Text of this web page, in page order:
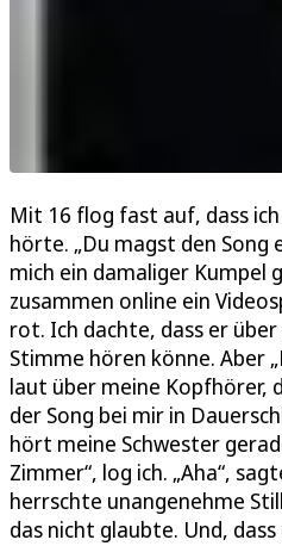
Mit 16 flog fast auf, dass
hörte. „Du magst den Song
mich ein damaliger Kumpel
zusammen online ein
rot. Ich dachte, dass er
Stimme hören könne. Aber
laut über meine Kopfhörer,
der Song bei mir in
hört meine Schwester
Zimmer“, log ich. „Aha“,
herrschte unangenehme
das nicht glaubte. Und,